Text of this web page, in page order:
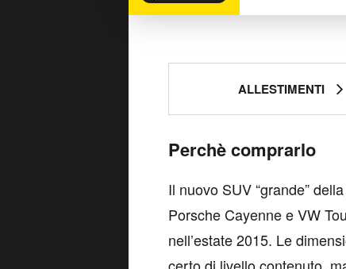
ALLESTIMENTI
Perchè comprarlo
Il nuovo SUV “grande”
Porsche Cayenne e VW
nell’estate 2015. Le